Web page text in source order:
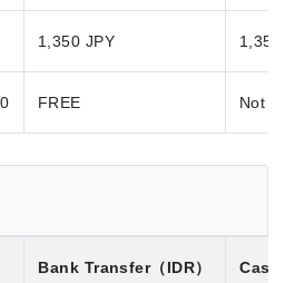
1,350 JPY
FREE Not
Bank Transfer（IDR）